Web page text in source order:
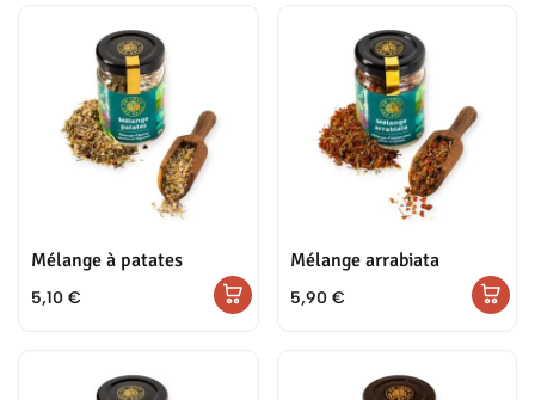
Mélange à patates
5,10 €
Mélange arrabiata
5,90 €